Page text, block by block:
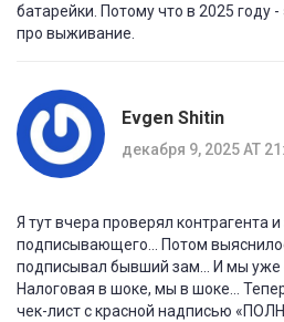
батарейки. Потому что в 2025 году
про выживание.
Evgen Shitin
декабря 9, 2025 AT
Я тут вчера проверял контрагента
подписывающего... Потом
подписывал бывший зам... И мы уже
Налоговая в шоке, мы в шоке...
чек-лист с красной надписью